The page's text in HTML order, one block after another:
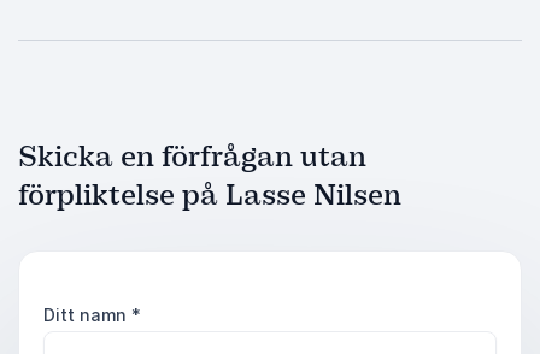
Skicka en förfrågan utan
förpliktelse på Lasse Nilsen
Ditt namn *